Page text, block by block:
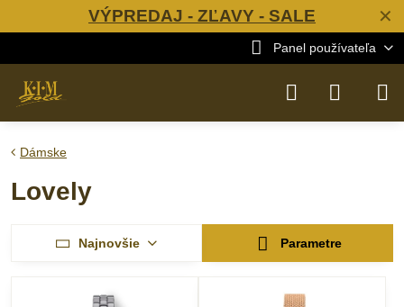
✕
VÝPREDAJ - ZĽAVY - SALE
Panel používateľa
Dámske
Lovely
Najnovšie Parametre